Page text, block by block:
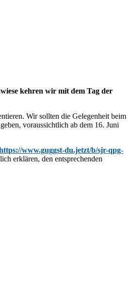
kehren wir mit dem Tag der
Wir sollten die Gelegenheit beim
voraussichtlich ab dem 16. Juni
www.guggst-du.jetzt/b/sjr-qpg-
erklären, den entsprechenden